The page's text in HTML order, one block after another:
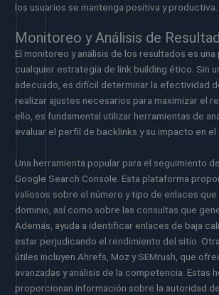
los usuarios se mantenga positiva y productiva.
Monitoreo y Análisis de
El monitoreo y análisis de los resultados es
cualquier estrategia de link building ético. Sin
adecuado, es difícil determinar la efectividad
realizar ajustes necesarios para maximizar el
ello, es fundamental utilizar herramientas de
evaluar el perfil de backlinks y su impacto en el
Una herramienta popular para el seguimiento
Google Search Console. Esta plataforma
valiosos sobre el número y tipo de enlaces que
dominio, así como sobre las consultas que
Además, ayuda a identificar enlaces de baja
estar perjudicando el rendimiento del sitio.
útiles incluyen Ahrefs, Moz y SEMrush, que
avanzadas y análisis de la competencia. Estas
proporcionan información sobre la autoridad